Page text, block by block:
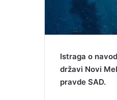
Istraga o
državi Novi
pravde SAD.